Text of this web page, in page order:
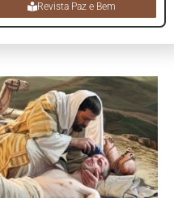
Revista Paz e Bem